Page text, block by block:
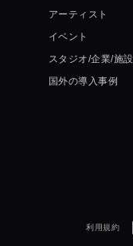
アーティスト
イベント
スタジオ/企業/施設
国外の導入事例
利用規約